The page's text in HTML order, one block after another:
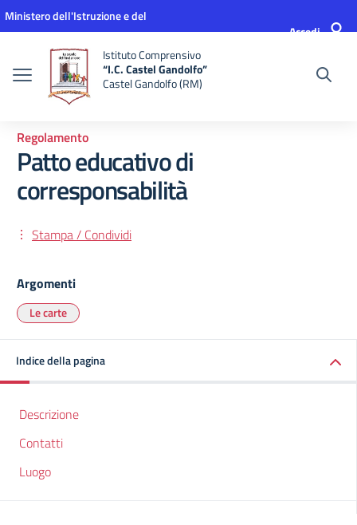
Vai ai contenuti
Vai al menu di navigazione
Vai al footer
Ministero dell'Istruzione e del
Accedi
Istituto Comprensivo
“I.C. Castel Gandolfo”
Castel Gandolfo (RM)
Regolamento
Patto educativo di
corresponsabilità
Stampa / Condividi
Argomenti
Le carte
Indice della pagina
Descrizione
Contatti
Luogo